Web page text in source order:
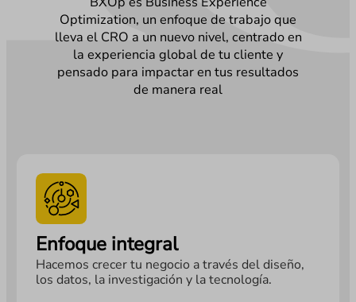
Optimization, un enfoque de trabajo que
lleva el CRO a un nuevo nivel, centrado en
la experiencia global de tu cliente y
pensado para impactar en tus resultados
de manera real
Enfoque integral
Hacemos crecer tu negocio a través del diseño,
los datos, la investigación y la tecnología.